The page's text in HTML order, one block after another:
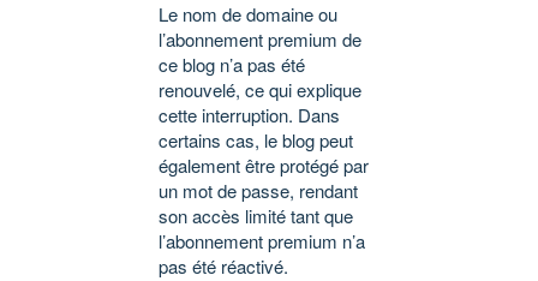
Le nom de domaine ou
l’abonnement premium de
ce blog n’a pas été
renouvelé, ce qui explique
cette interruption. Dans
certains cas, le blog peut
également être protégé par
un mot de passe, rendant
son accès limité tant que
l’abonnement premium n’a
pas été réactivé.